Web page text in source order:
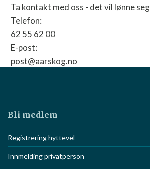
Ta kontakt med oss - det vil lønne seg
Telefon:
62 55 62 00
E-post:
post@aarskog.no
Bli medlem
Registrering hyttevel
Innmelding privatperson